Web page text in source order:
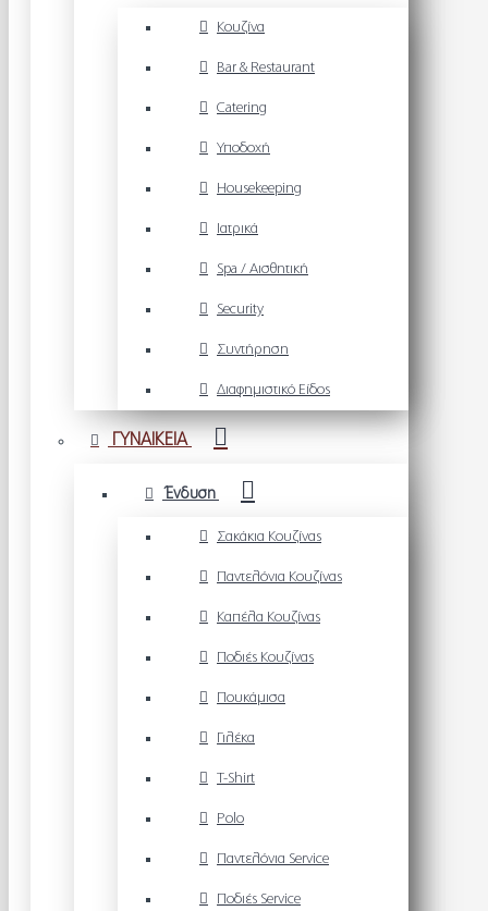
Κουζίνα
Bar & Restaurant
Catering
Υποδοχή
Housekeeping
Ιατρικά
Spa / Αισθητική
Security
Συντήρηση
Διαφημιστικό Είδος
ΓΥΝΑΙΚΕΙΑ
Ένδυση
Σακάκια Κουζίνας
Παντελόνια Κουζίνας
Καπέλα Κουζίνας
Ποδιές Κουζίνας
Πουκάμισα
Γιλέκα
T-Shirt
Polo
Παντελόνια Service
Ποδιές Service